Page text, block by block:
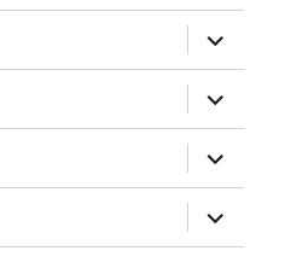
öffnen
öffnen
öffnen
öffnen